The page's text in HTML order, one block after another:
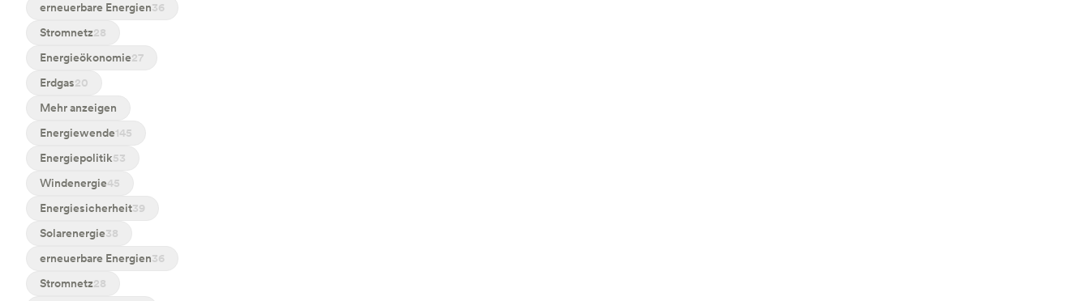
erneuerbare Energien36
Stromnetz28
Energieökonomie27
Erdgas20
Mehr anzeigen
Energiewende145
Energiepolitik53
Windenergie45
Energiesicherheit39
Solarenergie38
erneuerbare Energien36
Stromnetz28